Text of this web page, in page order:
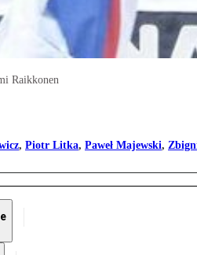
Raikkonen
, Piotr Litka, Paweł Majewski,